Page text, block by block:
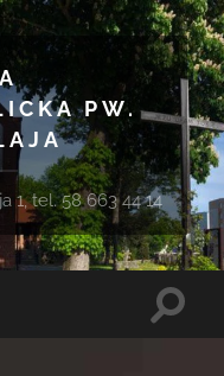
PW.
1, tel. 58 663 44 14
Toggle